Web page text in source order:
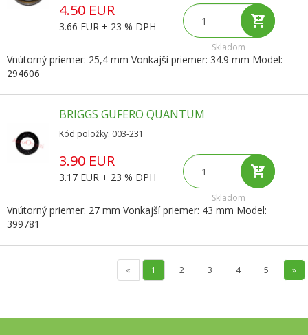
4.50 EUR
3.66 EUR + 23 % DPH
Skladom
Vnútorný priemer: 25,4 mm Vonkajší priemer: 34.9 mm Model:
294606
BRIGGS GUFERO QUANTUM
Kód položky: 003-231
3.90 EUR
3.17 EUR + 23 % DPH
Skladom
Vnútorný priemer: 27 mm Vonkajší priemer: 43 mm Model:
399781
« 1 2 3 4 5 »